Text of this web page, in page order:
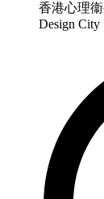
香港心理衞
Design City